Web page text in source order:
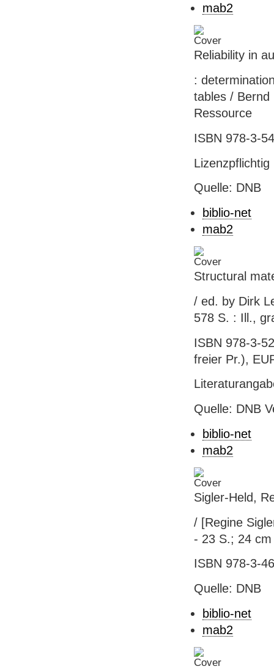
mab2
Reliability in
:
tables / Bernd
Ressource
ISBN 978-3-
Lizenzpflichtig
Quelle: DNB
biblio-net
mab2
Structural
/ ed. by Dirk
578 S. : Ill.,
ISBN 978-3-
freier Pr.),
Quelle: DNB
biblio-net
mab2
Sigler-Held,
/ [Regine
- 23 S.; 24
ISBN 978-3-
Quelle: DNB
biblio-net
mab2